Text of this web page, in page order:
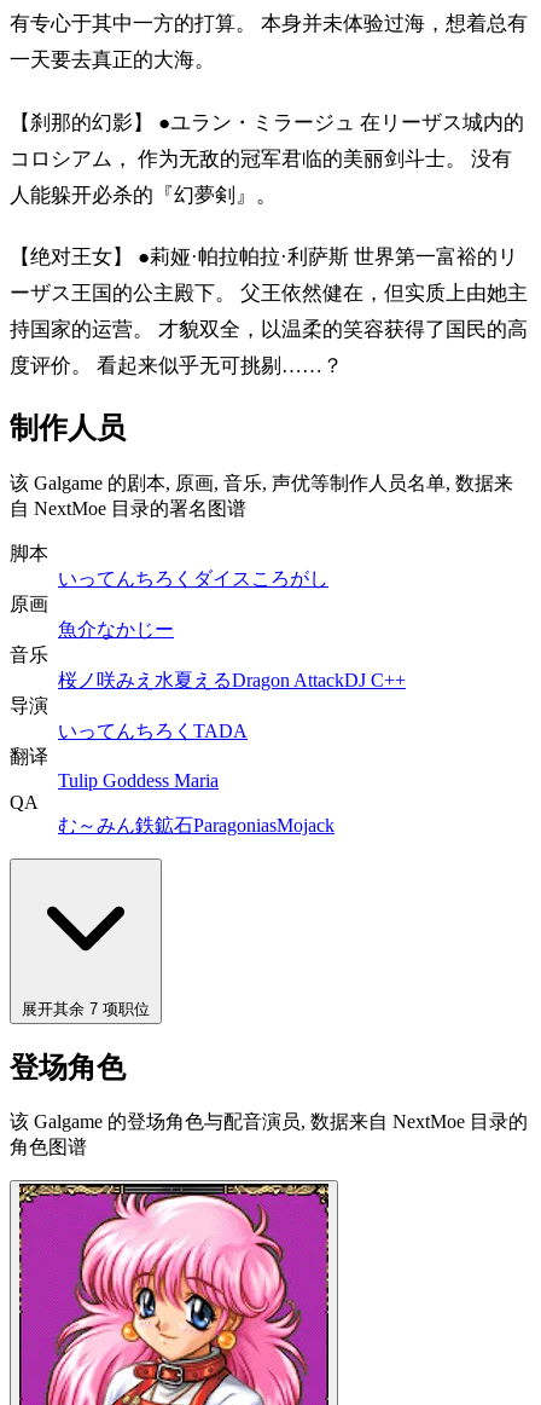
有专心于其中一方的打算。 本身并未体验过海，想着总有
一天要去真正的大海。
【刹那的幻影】 ●ユラン・ミラージュ 在リーザス城内的
コロシアム， 作为无敌的冠军君临的美丽剑斗士。 没有
人能躲开必杀的『幻夢剣』。
【绝对王女】 ●莉娅·帕拉帕拉·利萨斯 世界第一富裕的リ
ーザス王国的公主殿下。 父王依然健在，但实质上由她主
持国家的运营。 才貌双全，以温柔的笑容获得了国民的高
度评价。 看起来似乎无可挑剔……？
制作人员
该 Galgame 的剧本, 原画, 音乐, 声优等制作人员名单, 数据来
自 NextMoe 目录的署名图谱
脚本
いってんちろく ダイスころがし
原画
魚介なかじー
音乐
桜ノ咲みえ 水夏えるDragon AttackDJ C++
导演
いってんちろく TADA
翻译
Tulip Goddess Maria
QA
む～みん鉄鉱石ParagoniasMojack
展开其余 7 项职位
登场角色
该 Galgame 的登场角色与配音演员, 数据来自 NextMoe 目录的
角色图谱